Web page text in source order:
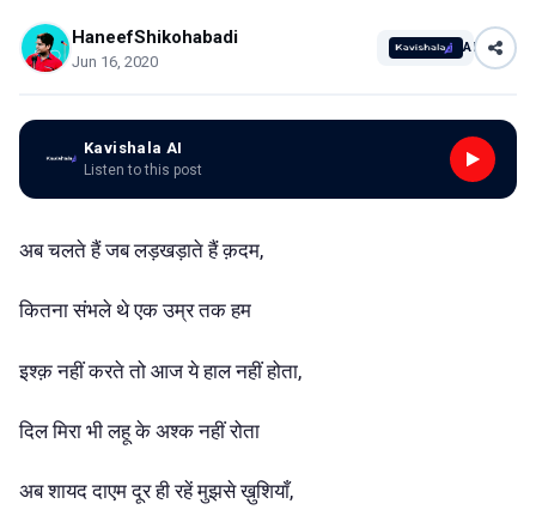
HaneefShikohabadi
Jun 16, 2020
AI
Kavishala AI
Listen to this post
अब चलते हैं जब लड़खड़ाते हैं क़दम,
कितना संभले थे एक उम्र तक हम
इश्क़ नहीं करते तो आज ये हाल नहीं होता,
दिल मिरा भी लहू के अश्क नहीं रोता
अब शायद दाएम दूर ही रहें मुझसे ख़ुशियाँ,